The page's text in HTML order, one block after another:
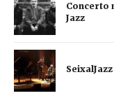
Concerto
Jazz